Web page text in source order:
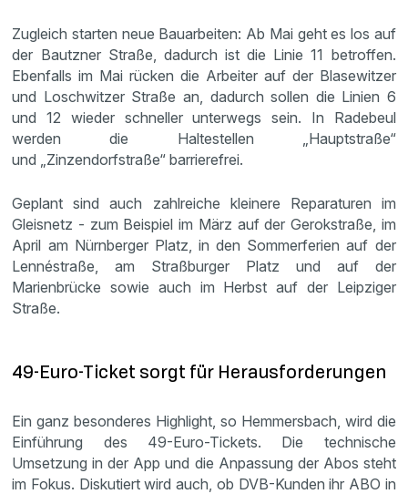
Zugleich starten neue Bauarbeiten: Ab Mai geht es los auf
der Bautzner Straße, dadurch ist die Linie 11 betroffen.
Ebenfalls im Mai rücken die Arbeiter auf der Blasewitzer
und Loschwitzer Straße an, dadurch sollen die Linien 6
und 12 wieder schneller unterwegs sein. In Radebeul
werden die Haltestellen „Hauptstraße“
und „Zinzendorfstraße“ barrierefrei.
Geplant sind auch zahlreiche kleinere Reparaturen im
Gleisnetz - zum Beispiel im März auf der Gerokstraße, im
April am Nürnberger Platz, in den Sommerferien auf der
Lennéstraße, am Straßburger Platz und auf der
Marienbrücke sowie auch im Herbst auf der Leipziger
Straße.
49-Euro-Ticket sorgt für Herausforderungen
Ein ganz besonderes Highlight, so Hemmersbach, wird die
Einführung des 49-Euro-Tickets. Die technische
Umsetzung in der App und die Anpassung der Abos steht
im Fokus. Diskutiert wird auch, ob DVB-Kunden ihr ABO in